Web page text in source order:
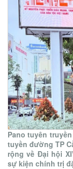
Pano tuyên
tuyền đường TP
rộng về Đại hội
sự kiện chính trị